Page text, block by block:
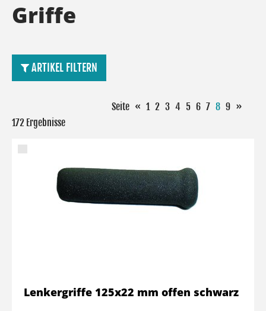
Griffe
ARTIKEL FILTERN
Seite « 1 2 3 4 5 6 7 8 9 »
172 Ergebnisse
Lenkergriffe 125x22 mm offen schwarz